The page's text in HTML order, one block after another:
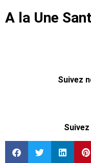
A la Une
Suivez